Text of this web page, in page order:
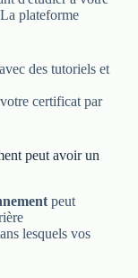
plateforme
des tutoriels et
certificat par
peut avoir un
peut
lesquels vos